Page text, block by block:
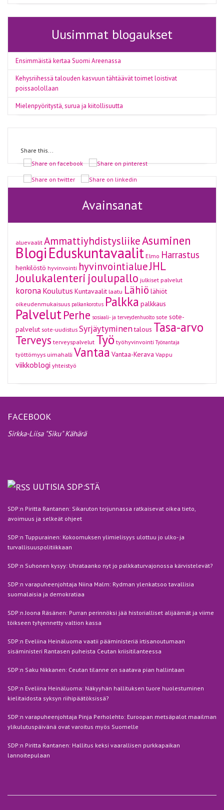
Uusimmat blogaukset
Ensimmäistä kertaa Suomi Areenassa
Kehysriihessä talouden kasvuun tähtäävät toimet loistivat
poissaolollaan
Mielenpyöritystä, surua ja kiitollisuutta
Share this...
Avainsanat
aluevaalitAmmattiyhdistysliikeAsuminen
BlogiEduskuntavaalitElmo Harrastus
henkilöstö hyvinvointi hyvinvointialueJHL
Joulukalenteri joulupallo julkiset palvelut
korona Koulutus Kuntavaalitlaatu Lähiö lähiöt
oikeudenmukaisuus palkankorotus Palkka palkkaus
PalvelutPerhe sosiaali- ja terveydenhuolto sote sote-
palvelut sote-uudistusSyrjäytyminentalous Tasa-arvo
Terveys terveyspalvelut Työtyöhyvinvointi Työnantaja
työttömyysuimahalliVantaa Vantaa-Kerava Vappu
viikkoblogi yhteistyö
FACEBOOK
Sirkka-Liisa "Siku" Kähärä
UUTISIA SDP:STÄ
SDP:n Piritta Rantanen: Sikaruton torjunnassa ratkaisevat oikea tieto,
avoimuus ja selkeät ohjeet
SDP:n Tuppurainen: Kokoomuksen ylimielisyys ulottuu jo ulko- ja
turvallisuuspolitiikkaan
SDP:n Suhonen kysyy: Uhrataanko nyt jo palkkaturvajonossa kärvistelevät?
SDP:n varapuheenjohtaja Niina Malm: Rydman ylenkatsoo tavallisia
suomalaisia ja demokratiaa
SDP:n Joona Räsänen: Purran perinnöksi jää historialliset alijäämät ja viime
töikseen tyhjennetty valtion kassa
SDP:n Eveliina Heinäluoma vaatii pääministeriä irtisanoutumaan
sisäministeri Rantasen puheista Ceutan kriisitilanteessa
SDP:n Saku Nikkanen: Ceutan tilanne on saatava pian hallintaan
SDP:n Eveliina Heinäluoma: Näkyyhän hallituksen tuore huolestuminen
kielitaidosta syksyn riihipäätöksissä?
SDP:n varapuheenjohtaja Pinja Perholehto: Euroopan metsäpalot maailman
ylikulutuspäivänä ovat varoitus myös Suomelle
SDP:n Piritta Rantanen: Hallitus keksi vaarallisen purkkapaikan
lannoitepulaan